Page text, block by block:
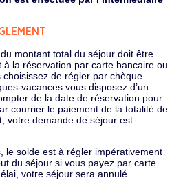
montant total du séjour doit être
à la réservation par carte bancaire ou
choisissez de régler par chèque
vacances vous disposez d’un
de la date de réservation pour
courrier le paiement de la totalité de
votre demande de séjour est
le solde est à régler impérativement
du séjour si vous payez par carte
votre séjour sera annulé.